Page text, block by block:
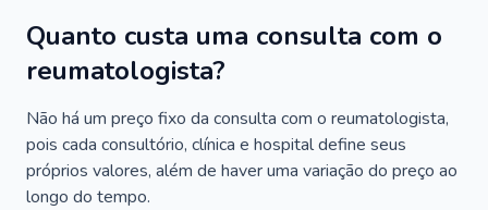
Quanto custa uma consulta com o
reumatologista?
Não há um preço fixo da consulta com o reumatologista,
pois cada consultório, clínica e hospital define seus
próprios valores, além de haver uma variação do preço ao
longo do tempo.